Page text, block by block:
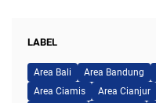
LABEL
Area Bali Area Bandung
Area Ciamis
Area Cianjur